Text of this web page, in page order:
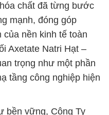
chất đã từng bước
mạnh, đóng góp
của nền kinh tế toàn
Axetate Natri Hạt –
trọng như một phần
tầng công nghiệp hiện
bền vững, Công Ty